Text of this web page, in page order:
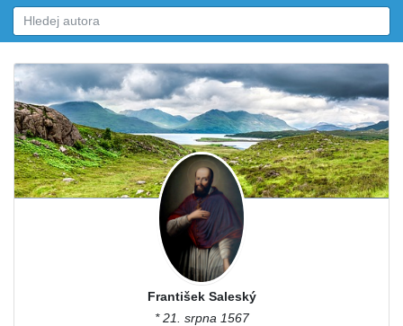
František Saleský
* 21. srpna 1567